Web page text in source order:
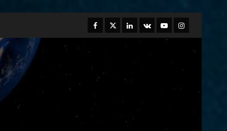
Facebook
TwitterLinkedin
VK YoutubeInstagram